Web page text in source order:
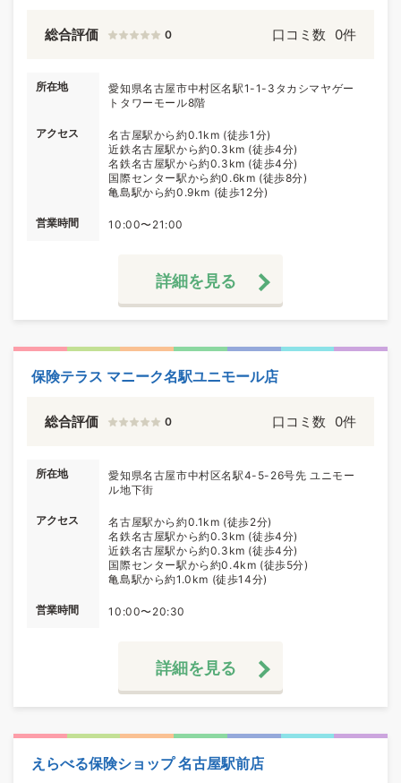
総合評価 0 口コミ数 0件
所在地
愛知県名古屋市中村区名駅1-1-3タカシマヤゲー
トタワーモール8階
アクセス
名古屋駅から約0.1km (徒歩1分)
近鉄名古屋駅から約0.3km (徒歩4分)
名鉄名古屋駅から約0.3km (徒歩4分)
国際センター駅から約0.6km (徒歩8分)
亀島駅から約0.9km (徒歩12分)
営業時間 10:00〜21:00
詳細を見る
保険テラス マニーク名駅ユニモール店
総合評価 0 口コミ数 0件
所在地
愛知県名古屋市中村区名駅4-5-26号先 ユニモー
ル地下街
アクセス
名古屋駅から約0.1km (徒歩2分)
名鉄名古屋駅から約0.3km (徒歩4分)
近鉄名古屋駅から約0.3km (徒歩4分)
国際センター駅から約0.4km (徒歩5分)
亀島駅から約1.0km (徒歩14分)
営業時間 10:00〜20:30
詳細を見る
えらべる保険ショップ 名古屋駅前店